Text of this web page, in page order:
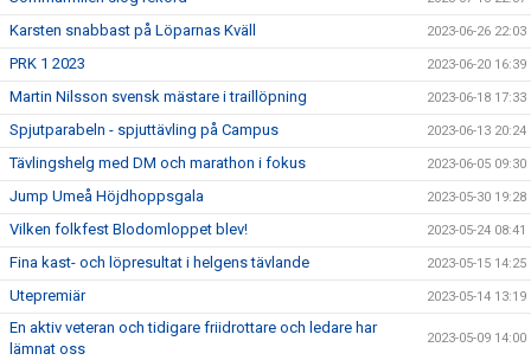
Karsten snabbast på Löparnas Kväll 2023-06-26 22:03
PRK 1 2023 2023-06-20 16:39
Martin Nilsson svensk mästare i traillöpning 2023-06-18 17:33
Spjutparabeln - spjuttävling på Campus 2023-06-13 20:24
Tävlingshelg med DM och marathon i fokus 2023-06-05 09:30
Jump Umeå Höjdhoppsgala 2023-05-30 19:28
Vilken folkfest Blodomloppet blev! 2023-05-24 08:41
Fina kast- och löpresultat i helgens tävlande 2023-05-15 14:25
Utepremiär 2023-05-14 13:19
En aktiv veteran och tidigare friidrottare och ledare har
lämnat oss
2023-05-09 14:00